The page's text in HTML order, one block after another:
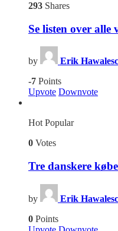
293 Shares
Se listen over
by Erik
-7 Points
Upvote Downvote
HotPopular
0 Votes
Tre danskere
by Erik
0 Points